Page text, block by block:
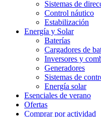
Sistemas de
Control náutico
Estabilización
Energía y Solar
Baterías
Cargadores de
Inversores y
Generadores
Sistemas de
Energía solar
Esenciales de verano
Ofertas
Comprar por actividad